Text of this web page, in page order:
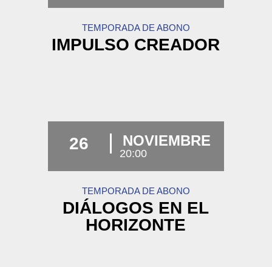
TEMPORADA DE ABONO
IMPULSO CREADOR
26 NOVIEMBRE
20:00
TEMPORADA DE ABONO
DIÁLOGOS EN EL
HORIZONTE